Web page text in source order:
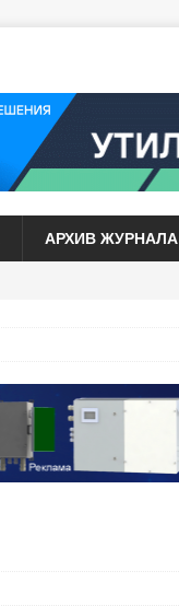
АРХИВ ЖУРНАЛА